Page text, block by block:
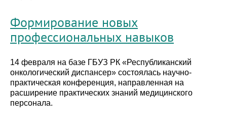
Формирование новых
профессиональных навыков
14 февраля на базе ГБУЗ РК «Республиканский
онкологический диспансер» состоялась научно-
практическая конференция, направленная на
расширение практических знаний медицинского
персонала.